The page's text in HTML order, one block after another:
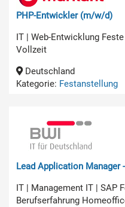
PHP-Entwickler (m/w/d)
IT | Web-Entwicklung
Vollzeit
Deutschland
Kategorie: Festanstellung
Lead Application Manager
IT | Management IT | SAP
Berufserfahrung